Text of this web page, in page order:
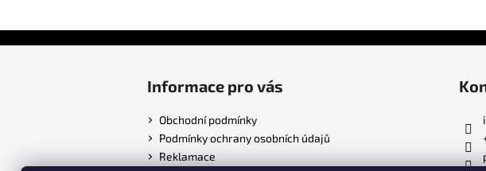
Informace pro vás
Obchodní podmínky
Podmínky ochrany osobních údajů
Reklamace